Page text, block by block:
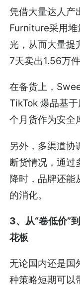
凭借大量达人产
Furniture采用堆
光，从而大量提
7天卖出1.56万件
在备货上，
TikTok 爆品基
个月货作为安全
另外，多渠道
断货情况，通过
降时，品牌还能
的消化。
3、从“卷低价”
花板
无论国内还是国
种策略短期可以